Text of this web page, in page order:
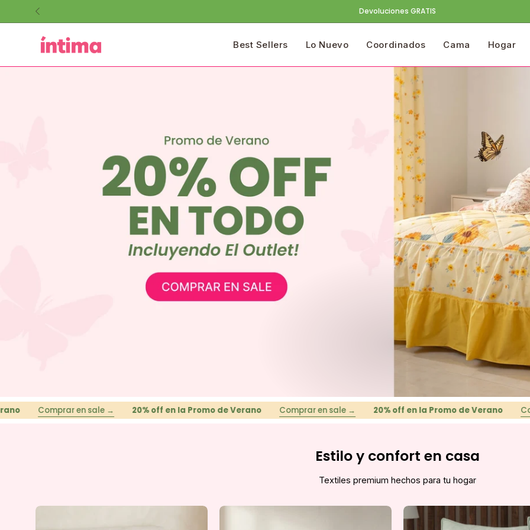
al
contenido
Devoluciones GRATIS
Best Sellers Lo Nuevo Coordinados Cama Hogar
en sale → 20% off en la Promo de Verano Comprar en sale → 20% off en la Promo de Verano Comprar en
Estilo y confort en casa
Textiles premium hechos para tu hogar